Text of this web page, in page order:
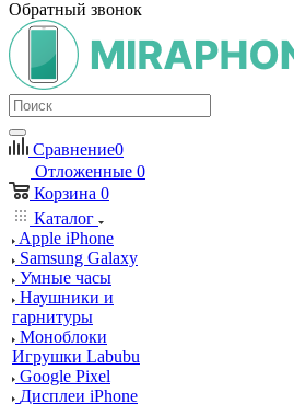
Обратный звонок
Сравнение0
Отложенные 0
Корзина 0
Каталог
Apple iPhone
Samsung Galaxy
Умные часы
Наушники и
гарнитуры
Моноблоки
Игрушки Labubu
Google Pixel
Дисплеи iPhone